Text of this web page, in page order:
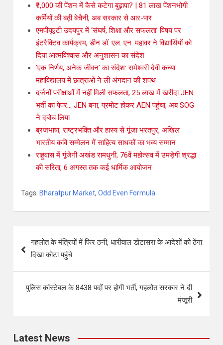
₹1,000 की पेंशन में कैसे कटेगा बुढ़ापा? | 81 लाख पेंशनभोगी
कर्मियों की बढ़ी बेचैनी, अब सरकार से आर-पार
एमपीयूएटी उदयपुर में ‘संघर्ष, शिक्षा और सफलता’ विषय पर
इंटरैक्टिव कार्यक्रम, डीन डॉ. एल. एन. महावर ने विद्यार्थियों को
दिया आत्मविश्वास और अनुशासन का संदेश
‘एक निर्णय, अनेक जीवन’ का संदेश: रामेश्वरी देवी कन्या
महाविद्यालय में छात्राओं ने ली अंगदान की शपथ
दर्जनों परीक्षाओं में नहीं मिली सफलता, 25 लाख में खरीदा JEN
भर्ती का पेपर… JEN बना, प्रमोट होकर AEN पहुंचा, अब SOG
ने दबोच लिया
ब्रजभाषा, राष्ट्रभक्ति और हास्य से गूंजा भरतपुर, अखिल
भारतीय कवि सम्मेलन में साहित्य साधकों का भव्य सम्मान
राहुवास में गूंजेगी अखंड रामधुनी, 76वें महोत्सव में उमड़ेगी श्रद्धा
की सरिता, 6 अगस्त तक कई धार्मिक आयोजन
Tags: Bharatpur Market, Odd Even Formula
गहलोत के मंत्रियों में फिर ठनी, धारीवाल डोटासरा के आदेशों को ठेंगा
दिखा कोटा पहुंचे
पुलिस कांस्टेबल के 8438 पदों पर होगी भर्ती, गहलोत सरकार ने दी
मंजूरी
Latest News